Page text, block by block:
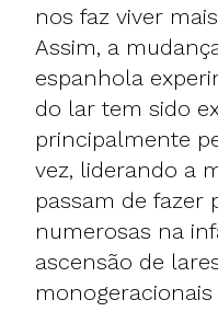
nos faz viver
Assim, a
espanhola
do lar tem sido
principalmente
vez, liderando a
passam de fazer
numerosas na
ascensão de